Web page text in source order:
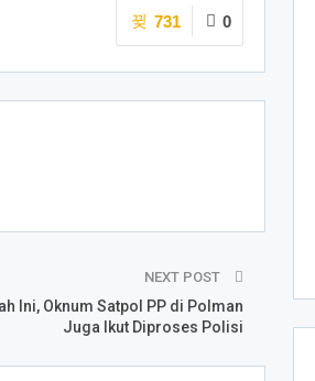
0
731
NEXT POST
Ini, Oknum Satpol PP di Polman
Juga Ikut Diproses Polisi